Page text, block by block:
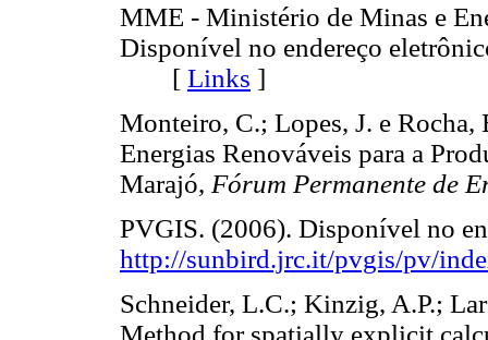
MME - Ministério de Minas e
Disponível no endereço
[ Links ]
Monteiro, C.; Lopes, J. e Rocha,
Energias Renováveis para a
Marajó, Fórum Permanente de
PVGIS. (2006). Disponível no
http://sunbird.jrc.it/pvgis/pv/
Schneider, L.C.; Kinzig, A.P.;